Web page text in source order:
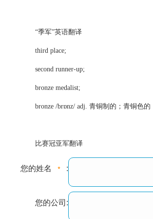
“季军”英语翻译
third place;
second runner-up;
bronze medalist;
bronze /brɒnz/ adj. 青铜制的；青铜色的
比赛冠亚军翻译
您的姓名 :
您的公司: